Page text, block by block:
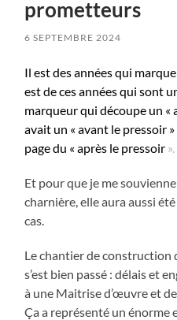
prometteurs
6 SEPTEMBRE 2024
Il est des années qui
est de ces années qui sont
marqueur qui découpe un «
avait un « avant le pressoir
page du « après le pressoir ».
Et pour que je me
charnière, elle aura aussi
cas.
Le chantier de construction
s’est bien passé : délais et
à une Maitrise d’œuvre et
Ça a représenté un énorme